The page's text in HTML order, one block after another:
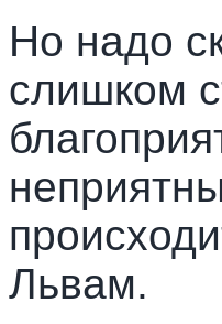
Но надо
слишком
Львам.